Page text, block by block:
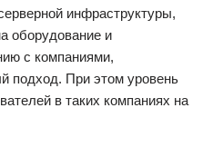
инфраструктуры,
оборудование и
с компаниями,
подход. При этом уровень
в таких компаниях на